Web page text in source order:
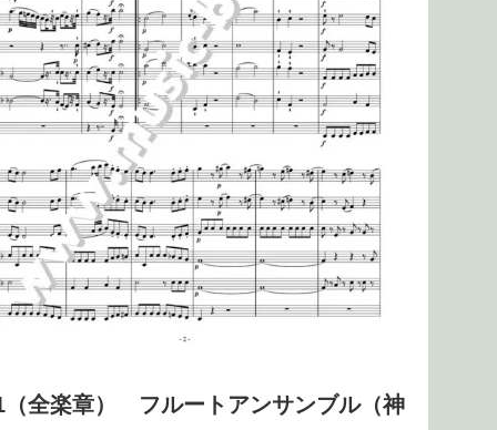
全楽章） フルートアンサンブル（神